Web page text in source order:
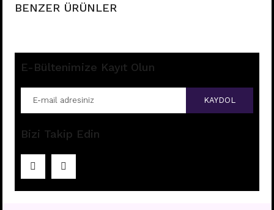
BENZER ÜRÜNLER
Fiyatları görebilmek içinüye girişi yapınız.
E-Bültenimize Kayıt Olun
KAYDOL
Bizi Takip Edin